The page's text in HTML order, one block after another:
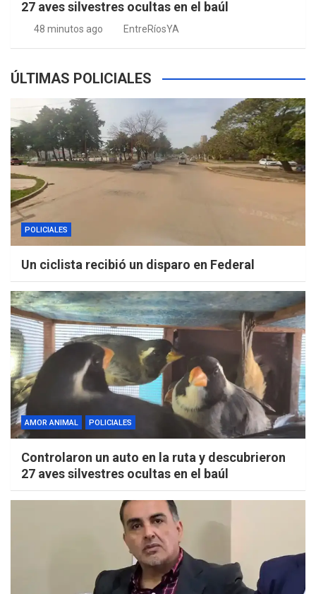
27 aves silvestres ocultas en el baúl
48 minutos ago EntreRíosYA
ÚLTIMAS POLICIALES
POLICIALES
Un ciclista recibió un disparo en Federal
AMOR ANIMAL POLICIALES
Controlaron un auto en la ruta y descubrieron
27 aves silvestres ocultas en el baúl